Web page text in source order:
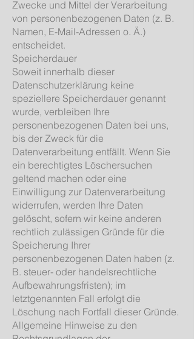
Zwecke und Mittel der Verarbeitung
von personenbezogenen Daten (z. B.
Namen, E-Mail-Adressen o. Ä.)
entscheidet.
Speicherdauer
Soweit innerhalb dieser
Datenschutzerklärung keine
speziellere Speicherdauer genannt
wurde, verbleiben Ihre
personenbezogenen Daten bei uns,
bis der Zweck für die
Datenverarbeitung entfällt. Wenn Sie
ein berechtigtes Löschersuchen
geltend machen oder eine
Einwilligung zur Datenverarbeitung
widerrufen, werden Ihre Daten
gelöscht, sofern wir keine anderen
rechtlich zulässigen Gründe für die
Speicherung Ihrer
personenbezogenen Daten haben (z.
B. steuer- oder handelsrechtliche
Aufbewahrungsfristen); im
letztgenannten Fall erfolgt die
Löschung nach Fortfall dieser Gründe.
Allgemeine Hinweise zu den